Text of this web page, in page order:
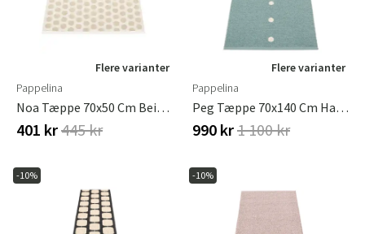
Flere varianter
Pappelina
Noa Tæppe 70x50 Cm Beige/Vanilla
401 kr445 kr
Flere varianter
Pappelina
Peg Tæppe 70x140 Cm Haze / Vanilla
990 kr1 100 kr
-10% -10%